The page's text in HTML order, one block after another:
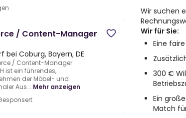
/ Content-Manager
bei Coburg, Bayern, DE
/ Content-Manager
ist ein führendes,
der Möbel- und
Aus... Mehr anzeigen
Wir suchen
Wir für Sie:
Eine
300 €
Ein
Match